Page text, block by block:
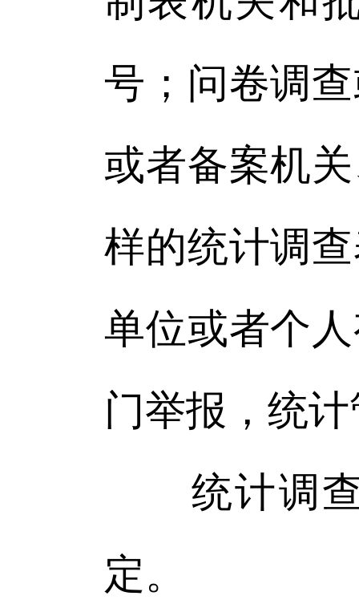
号；问卷调
或者备案机
样的统计调
单位或者个
门举报，统
统计调查
定。